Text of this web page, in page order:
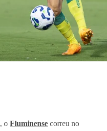
, o Fluminense correu no